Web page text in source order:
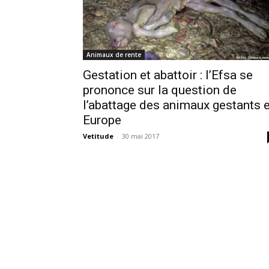
Animaux de rente
Gestation et abattoir : l’Efsa se
prononce sur la question de
l’abattage des animaux gestants
Europe
Vetitude - 30 mai 2017